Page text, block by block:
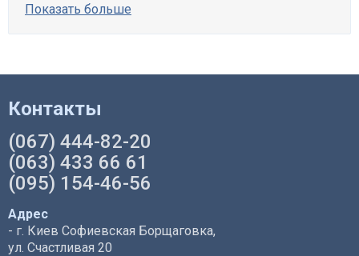
Показать больше
Контакты
(067) 444-82-20
(063) 433 66 61
(095) 154-46-56
Адрес
- г. Киев Софиевская Борщаговка,
ул. Счастливая 20